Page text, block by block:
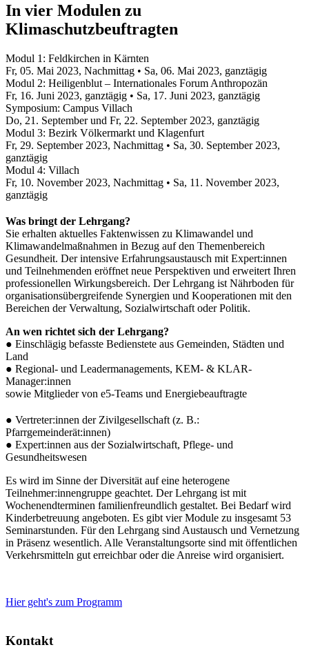
In vier Modulen zu
Klimaschutzbeuftragten
Modul 1: Feldkirchen in Kärnten
Fr, 05. Mai 2023, Nachmittag • Sa, 06. Mai 2023, ganztägig
Modul 2: Heiligenblut – Internationales Forum Anthropozän
Fr, 16. Juni 2023, ganztägig • Sa, 17. Juni 2023, ganztägig
Symposium: Campus Villach
Do, 21. September und Fr, 22. September 2023, ganztägig
Modul 3: Bezirk Völkermarkt und Klagenfurt
Fr, 29. September 2023, Nachmittag • Sa, 30. September 2023,
ganztägig
Modul 4: Villach
Fr, 10. November 2023, Nachmittag • Sa, 11. November 2023,
ganztägig
Was bringt der Lehrgang?
Sie erhalten aktuelles Faktenwissen zu Klimawandel und
Klimawandelmaßnahmen in Bezug auf den Themenbereich
Gesundheit. Der intensive Erfahrungsaustausch mit Expert:innen
und Teilnehmenden eröffnet neue Perspektiven und erweitert Ihren
professionellen Wirkungsbereich. Der Lehrgang ist Nährboden für
organisationsübergreifende Synergien und Kooperationen mit den
Bereichen der Verwaltung, Sozialwirtschaft oder Politik.
An wen richtet sich der Lehrgang?
● Einschlägig befasste Bedienstete aus Gemeinden, Städten und
Land
● Regional- und Leadermanagements, KEM- & KLAR-
Manager:innen
sowie Mitglieder von e5-Teams und Energiebeauftragte
● Vertreter:innen der Zivilgesellschaft (z. B.:
Pfarrgemeinderät:innen)
● Expert:innen aus der Sozialwirtschaft, Pflege- und
Gesundheitswesen
Es wird im Sinne der Diversität auf eine heterogene
Teilnehmer:innengruppe geachtet. Der Lehrgang ist mit
Wochenendterminen familienfreundlich gestaltet. Bei Bedarf wird
Kinderbetreuung angeboten. Es gibt vier Module zu insgesamt 53
Seminarstunden. Für den Lehrgang sind Austausch und Vernetzung
in Präsenz wesentlich. Alle Veranstaltungsorte sind mit öffentlichen
Verkehrsmitteln gut erreichbar oder die Anreise wird organisiert.
Hier geht's zum Programm
Kontakt